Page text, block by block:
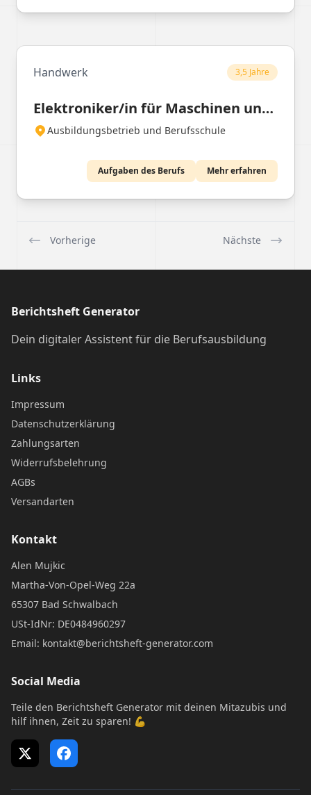
Handwerk 3,5 Jahre
Elektroniker/in für Maschinen und Antriebstechnik nach der Handwerksordnung
Ausbildungsbetrieb und Berufsschule
Aufgaben des Berufs Mehr erfahren
Vorherige Nächste
Berichtsheft Generator
Dein digitaler Assistent für die Berufsausbildung
Links
Impressum
Datenschutzerklärung
Zahlungsarten
Widerrufsbelehrung
AGBs
Versandarten
Kontakt
Alen Mujkic
Martha-Von-Opel-Weg 22a
65307 Bad Schwalbach
USt-IdNr: DE0484960297
Email: kontakt@berichtsheft-generator.com
Social Media
Teile den Berichtsheft Generator mit deinen Mitazubis und
hilf ihnen, Zeit zu sparen! 💪
X (Twitter)Facebook